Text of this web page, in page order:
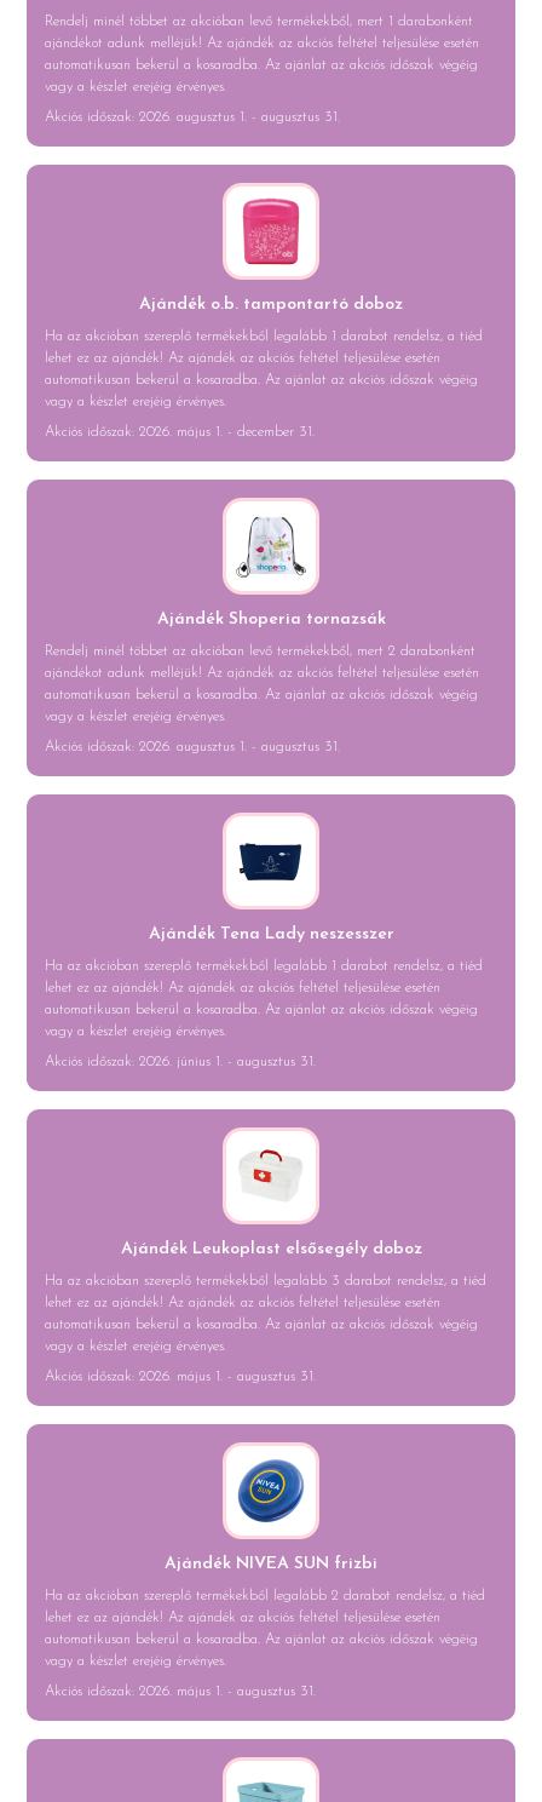
Rendelj minél többet az akcióban levő termékekből, mert 1 darabonként
ajándékot adunk melléjük! Az ajándék az akciós feltétel teljesülése esetén
automatikusan bekerül a kosaradba. Az ajánlat az akciós időszak végéig
vagy a készlet erejéig érvényes.
Akciós időszak: 2026. augusztus 1. - augusztus 31.
Ajándék o.b. tampontartó doboz
Ha az akcióban szereplő termékekből legalább 1 darabot rendelsz, a tiéd
lehet ez az ajándék! Az ajándék az akciós feltétel teljesülése esetén
automatikusan bekerül a kosaradba. Az ajánlat az akciós időszak végéig
vagy a készlet erejéig érvényes.
Akciós időszak: 2026. május 1. - december 31.
Ajándék Shoperia tornazsák
Rendelj minél többet az akcióban levő termékekből, mert 2 darabonként
ajándékot adunk melléjük! Az ajándék az akciós feltétel teljesülése esetén
automatikusan bekerül a kosaradba. Az ajánlat az akciós időszak végéig
vagy a készlet erejéig érvényes.
Akciós időszak: 2026. augusztus 1. - augusztus 31.
Ajándék Tena Lady neszesszer
Ha az akcióban szereplő termékekből legalább 1 darabot rendelsz, a tiéd
lehet ez az ajándék! Az ajándék az akciós feltétel teljesülése esetén
automatikusan bekerül a kosaradba. Az ajánlat az akciós időszak végéig
vagy a készlet erejéig érvényes.
Akciós időszak: 2026. június 1. - augusztus 31.
Ajándék Leukoplast elsősegély doboz
Ha az akcióban szereplő termékekből legalább 3 darabot rendelsz, a tiéd
lehet ez az ajándék! Az ajándék az akciós feltétel teljesülése esetén
automatikusan bekerül a kosaradba. Az ajánlat az akciós időszak végéig
vagy a készlet erejéig érvényes.
Akciós időszak: 2026. május 1. - augusztus 31.
Ajándék NIVEA SUN frizbi
Ha az akcióban szereplő termékekből legalább 2 darabot rendelsz, a tiéd
lehet ez az ajándék! Az ajándék az akciós feltétel teljesülése esetén
automatikusan bekerül a kosaradba. Az ajánlat az akciós időszak végéig
vagy a készlet erejéig érvényes.
Akciós időszak: 2026. május 1. - augusztus 31.